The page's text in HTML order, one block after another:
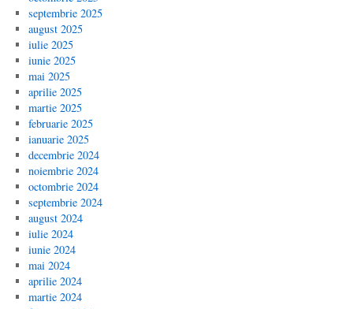
septembrie 2025
august 2025
iulie 2025
iunie 2025
mai 2025
aprilie 2025
martie 2025
februarie 2025
ianuarie 2025
decembrie 2024
noiembrie 2024
octombrie 2024
septembrie 2024
august 2024
iulie 2024
iunie 2024
mai 2024
aprilie 2024
martie 2024